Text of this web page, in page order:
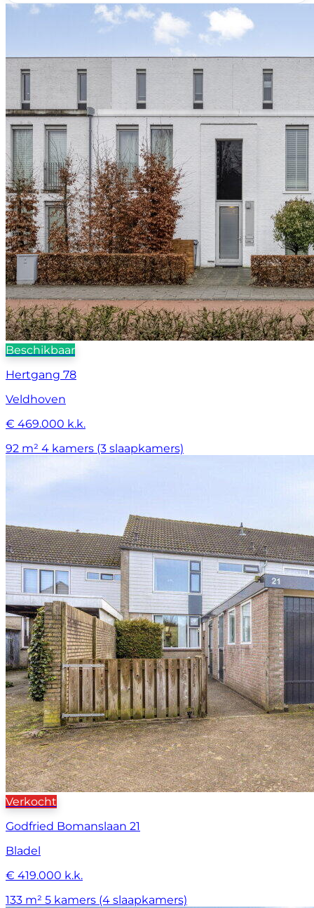
Beschikbaar
Hertgang 78
Veldhoven
€ 469.000 k.k.
92 m² 4 kamers (3 slaapkamers)
Verkocht
Godfried Bomanslaan 21
Bladel
€ 419.000 k.k.
133 m² 5 kamers (4 slaapkamers)